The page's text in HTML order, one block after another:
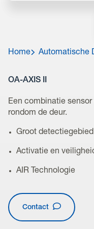
Home Automatische
OA-AXIS II
Een combinatie
rondom de deur.
Groot detectiegebied
Activatie en
AIR Technologie
Contact